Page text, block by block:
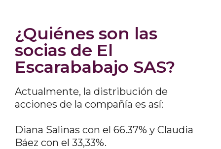
¿Quiénes son las
socias de El
Escarababajo SAS?
Actualmente, la distribución de
acciones de la compañía es así:
Diana Salinas con el 66.37% y Claudia
Báez con el 33,33%.